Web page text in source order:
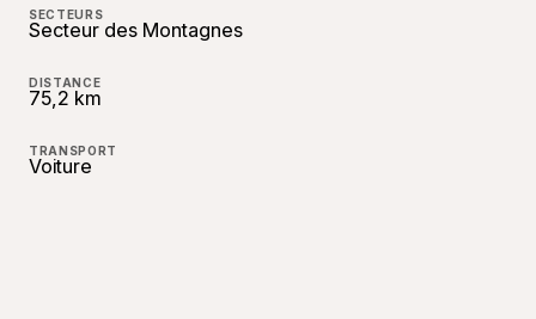
SECTEURS
Secteur des Montagnes
DISTANCE
75,2 km
TRANSPORT
Voiture